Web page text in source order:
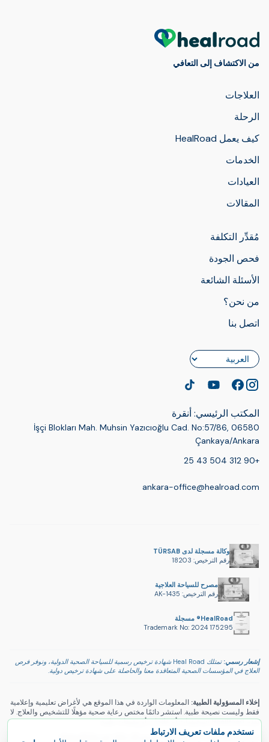
نستخدم ملفات تعريف الارتباط
من الاكتشاف إلى التعافي
العلاجات
الرحلة
كيف يعمل HealRoad
الخدمات
العيادات
المقالات
مُقدِّر التكلفة
فحص الجودة
الأسئلة الشائعة
من نحن؟
اتصل بنا
اللغة
المكتب الرئيسي: أنقرة
İşçi Blokları Mah. Muhsin Yazıcıoğlu Cad. No:57/86, 06580
Çankaya/Ankara
+90 312 504 43 25
ankara-office@healroad.com
وكالة مسجلة لدى TÜRSAB
رقم الترخيص: 18203
مصرح للسياحة العلاجية
رقم الترخيص: AK-1435
HealRoad® مسجلة
Trademark No: 2024 175295
إشعار رسمي:
تمتلك Heal Road شهادة ترخيص رسمية للسياحة الصحية الدولية، ونوفر فرص
العلاج في المؤسسات الصحية المتعاقدة معنا والحاصلة على شهادة ترخيص دولية.
إخلاء المسؤولية الطبية: المعلومات الواردة في هذا الموقع هي لأغراض تعليمية وإعلامية
فقط وليست نصيحة طبية. استشر دائمًا مختص رعاية صحية مؤهلًا للتشخيص والعلاج. لا
تقدم HealRoad تشخيصات أو علاجات أو وصفات طبية.
سياسة الخصوصية| سياسة ملفات تعريف الارتباط